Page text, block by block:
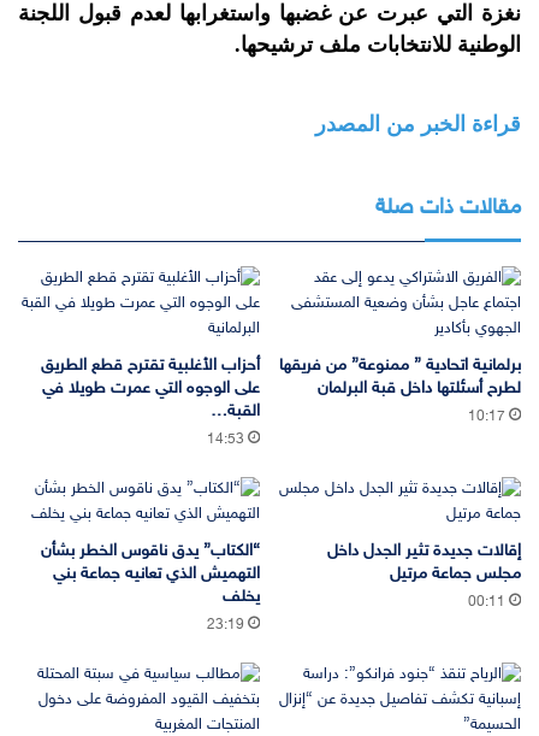
نغزة التي عبرت عن غضبها واستغرابها لعدم قبول اللجنة
الوطنية للانتخابات ملف ترشيحها.
قراءة الخبر من المصدر
مقالات ذات صلة
برلمانية اتحادية ” ممنوعة” من فريقها
لطرح أسئلتها داخل قبة البرلمان
10:17
أحزاب الأغلبية تقترح قطع الطريق
على الوجوه التي عمرت طويلا في
القبة…
14:53
إقالات جديدة تثير الجدل داخل
مجلس جماعة مرتيل
00:11
“الكتاب” يدق ناقوس الخطر بشأن
التهميش الذي تعانيه جماعة بني
يخلف
23:19